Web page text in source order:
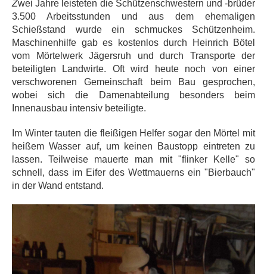
Zwei Jahre leisteten die Schützenschwestern und -brüder
3.500 Arbeitsstunden und aus dem ehemaligen
Schießstand wurde ein schmuckes Schützenheim.
Maschinenhilfe gab es kostenlos durch Heinrich Bötel
vom Mörtelwerk Jägersruh und durch Transporte der
beteiligten Landwirte. Oft wird heute noch von einer
verschworenen Gemeinschaft beim Bau gesprochen,
wobei sich die Damenabteilung besonders beim
Innenausbau intensiv beteiligte.
Im Winter tauten die fleißigen Helfer sogar den Mörtel mit
heißem Wasser auf, um keinen Baustopp eintreten zu
lassen. Teilweise mauerte man mit "flinker Kelle" so
schnell, dass im Eifer des Wettmauerns ein "Bierbauch"
in der Wand entstand.